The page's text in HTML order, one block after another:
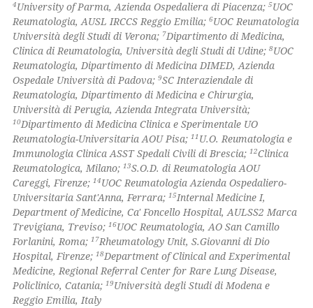
describing whether
mentions, or contrasts
claim, and a label
in which section the
was made.
4University of Parma, Azienda Ospedaliera di Piacenza;5UOC
Reumatologia, AUSL IRCCS Reggio Emilia;6UOC Reumatologia
Università degli Studi di Verona; 7Dipartimento di Medicina,
Clinica di Reumatologia, Università degli Studi di Udine;8UOC
Reumatologia, Dipartimento di Medicina DIMED, Azienda
Ospedale Università di Padova;9SC Interaziendale di
Reumatologia, Dipartimento di Medicina e Chirurgia,
Università di Perugia, Azienda Integrata Università;
10Dipartimento di Medicina Clinica e Sperimentale UO
Reumatologia-Universitaria AOU Pisa;11 U.O. Reumatologia e
Immunologia Clinica ASST Spedali Civili di Brescia;12Clinica
Reumatologica, Milano;13S.O.D. di Reumatologia AOU
Careggi, Firenze;14UOC Reumatologia Azienda Ospedaliero-
Universitaria Sant'Anna, Ferrara;15Internal Medicine I,
Department of Medicine, Ca' Foncello Hospital, AULSS2 Marca
Trevigiana, Treviso;16UOC Reumatologia, AO San Camillo
Forlanini, Roma;17Rheumatology Unit, S.Giovanni di Dio
Hospital, Firenze;18Department of Clinical and Experimental
Medicine, Regional Referral Center for Rare Lung Disease,
Policlinico, Catania;19Università degli Studi di Modena e
Reggio Emilia, Italy